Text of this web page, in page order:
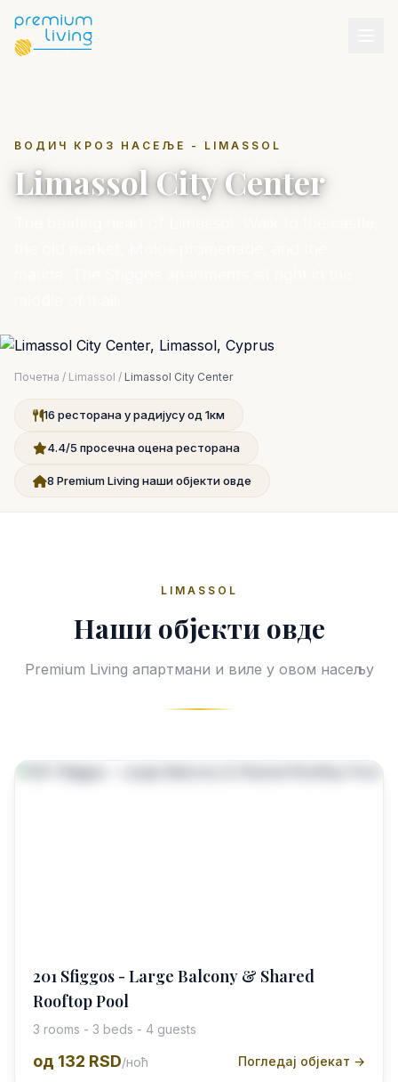
ВОДИЧ КРОЗ НАСЕЉЕ - LIMASSOL
Limassol City Center
Почетна / Limassol / Limassol City Center
16 ресторана у радијусу од 1км
4.4/5 просечна оцена ресторана
8 Premium Living наши објекти овде
LIMASSOL
Наши објекти овде
Premium Living апартмани и виле у овом насељу
201 Sfiggos - Large Balcony & Shared
Rooftop Pool
3 rooms - 3 beds - 4 guests
од 132 RSD/ноћ Погледај објекат →